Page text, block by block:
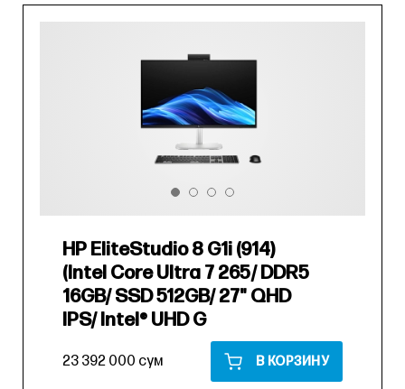
HP EliteStudio 8 G1i (914)
(Intel Core Ultra 7 265/ DDR5
16GB/ SSD 512GB/ 27" QHD
IPS/ Intel® UHD G
23 392 000 сум В КОРЗИНУ